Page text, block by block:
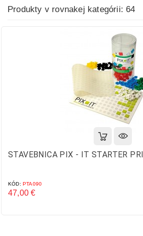
Produkty v rovnakej kategórii: 64
STAVEBNICA PIX - IT STARTER
KÓD: PTA090
47,00 €